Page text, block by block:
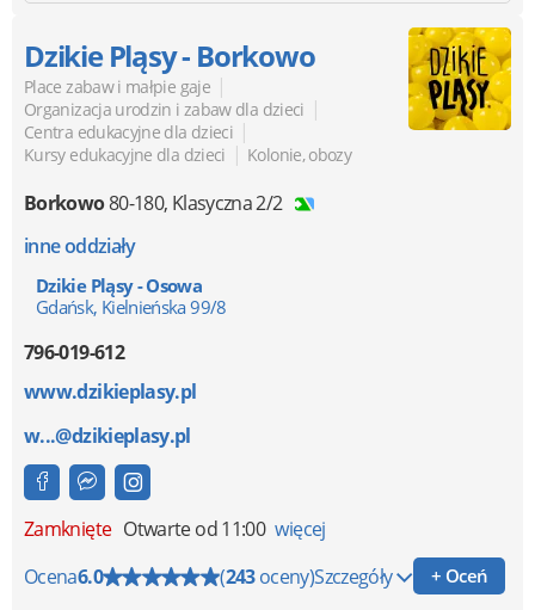
Dzikie Pląsy - Borkowo
Place zabaw i małpie gaje |
Organizacja urodzin i zabaw dla dzieci |
Centra edukacyjne dla dzieci |
Kursy edukacyjne dla dzieci | Kolonie, obozy
Borkowo80-180, Klasyczna 2/2
inne oddziały
Dzikie Pląsy - Osowa
Gdańsk, Kielnieńska 99/8
796-019-612
www.dzikieplasy.pl
w...@dzikieplasy.pl
Zamknięte Otwarte od 11:00 więcej
Ocena6.0 (243oceny)Szczegóły + Oceń